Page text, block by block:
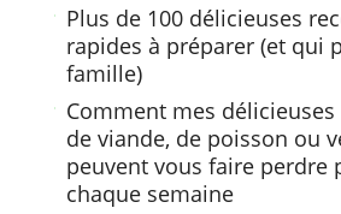
Plus de 100 délicieuses
rapides à préparer (et qui
famille)
Comment mes
de viande, de poisson ou
peuvent vous faire perdre
chaque semaine